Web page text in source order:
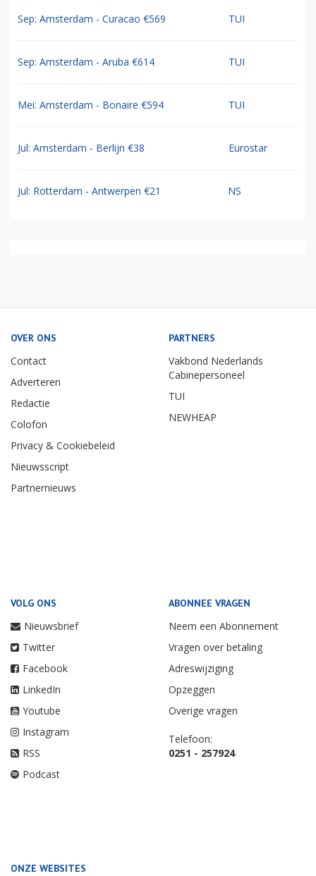
Sep: Amsterdam - Curacao €569 TUI
Sep: Amsterdam - Aruba €614 TUI
Mei: Amsterdam - Bonaire €594 TUI
Jul: Amsterdam - Berlijn €38 Eurostar
Jul: Rotterdam - Antwerpen €21 NS
OVER ONS
Contact
Adverteren
Redactie
Colofon
Privacy & Cookiebeleid
Nieuwsscript
Partnernieuws
PARTNERS
Vakbond Nederlands
Cabinepersoneel
TUI
NEWHEAP
VOLG ONS
Nieuwsbrief
Twitter
Facebook
LinkedIn
Youtube
Instagram
RSS
Podcast
ABONNEE VRAGEN
Neem een Abonnement
Vragen over betaling
Adreswijziging
Opzeggen
Overige vragen
Telefoon:
0251 - 257924
ONZE WEBSITES